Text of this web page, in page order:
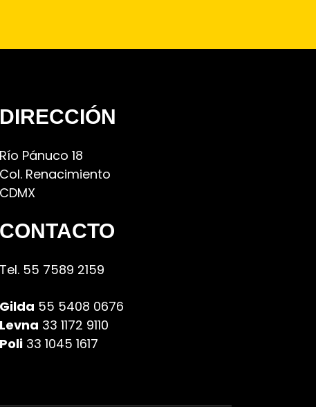
DIRECCIÓN
Río Pánuco 18
Col. Renacimiento
CDMX
CONTACTO
Tel. 55 7589 2159
Gilda 55 5408 0676
Levna 33 1172 9110
Poli 33 1045 1617